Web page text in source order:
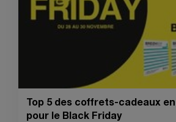
Top 5 des coffrets-cadeaux
pour le Black Friday